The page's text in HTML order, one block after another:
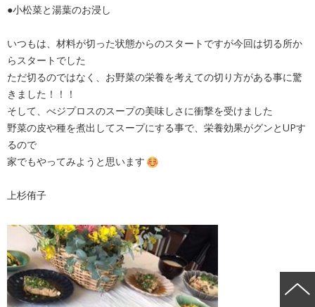
●小松菜と湯葉のお浸し
いつもは、材料が切った状態からのスタートですが今回は切る所か
らスタートでした
ただ切るのではなく、お野菜の栄養を考えての切り方がある事に驚
きました！！！
そして、べジプロスのスープの美味しさに衝撃を受けました
野菜の皮や種を煮出してスープにする事で、栄養効果がグンとUPす
るので
家でもやってみようと思います
上杉侑子